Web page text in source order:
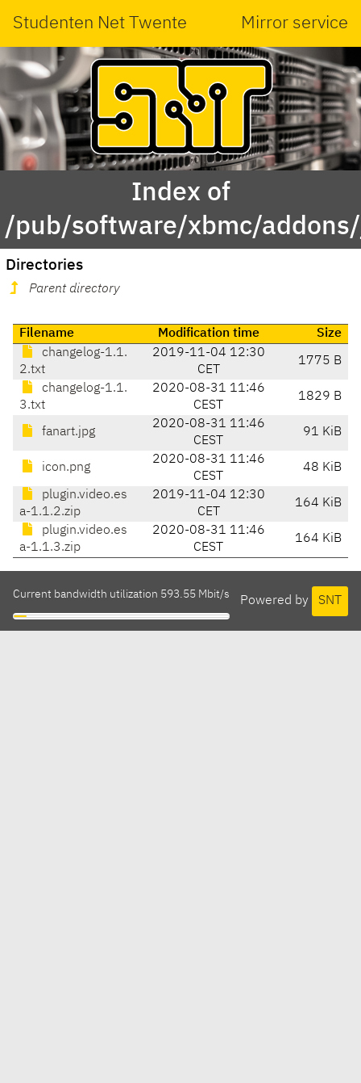
Studenten Net Twente Mirror service
Index of
/pub/software/xbmc/
Directories
Parent directory
Filename Modification time
Size
changelog-1.1.
2.txt
2019-11-04 12:30
CET
1775 B
changelog-1.1.
3.txt
2020-08-31 11:46
CEST
1829 B
fanart.jpg
2020-08-31 11:46
CEST
91 KiB
icon.png
2020-08-31 11:46
CEST
48 KiB
plugin.video.es
a-1.1.2.zip
2019-11-04 12:30
CET
164 KiB
plugin.video.es
a-1.1.3.zip
2020-08-31 11:46
CEST
164 KiB
Powered by SNT
Current bandwidth utilization 593.55 Mbit/s